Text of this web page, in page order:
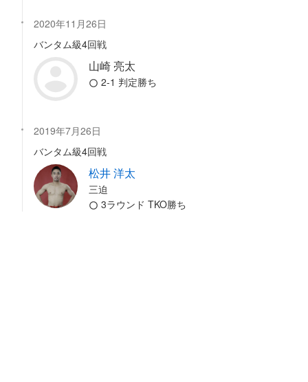
2020年11月26日
バンタム級4回戦
山崎 亮太
2-1 判定勝ち
2019年7月26日
バンタム級4回戦
松井 洋太
三迫
3ラウンド TKO勝ち